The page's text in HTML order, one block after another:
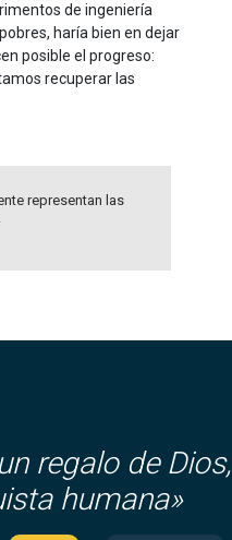
de ingeniería
haría bien en dejar
posible el progreso:
recuperar las
representan las
regalo de Dios,
humana»